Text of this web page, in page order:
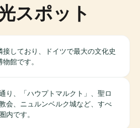
スポット
接しており、ドイツで最大の文化史
物館です。
り、「ハウプトマルクト」、聖ロ
会、ニュルンベルク城など、すべ
内です。